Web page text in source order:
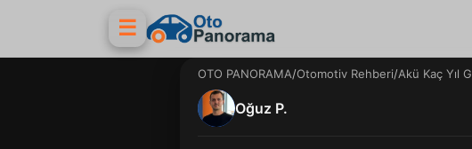
☰
OTO PANORAMA/Otomotiv Rehberi/Akü Kaç Yıl
Oğuz P.